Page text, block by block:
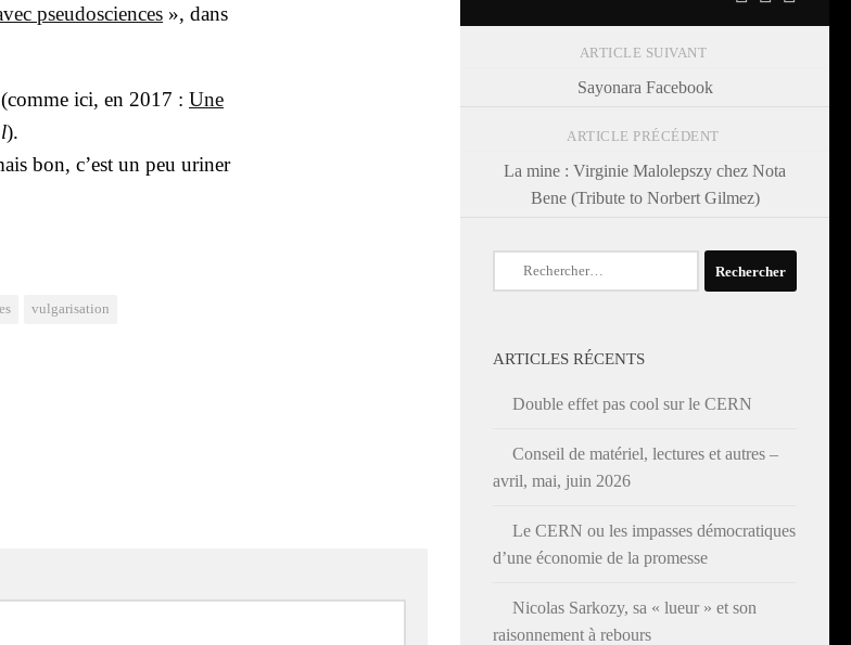
pseu­dos­ciences », dans
(comme ici, en 2017 : Une
).
bon, c’est un peu uri­ner
vulgarisation
ARTICLE SUIVANT
Sayonara Facebook
ARTICLE PRÉCÉDENT
La mine : Virginie Malolepszy chez Nota
Bene (Tribute to Norbert Gilmez)
Rechercher :
ARTICLES RÉCENTS
Double effet pas cool sur le CERN
Conseil de matériel, lectures et autres –
avril, mai, juin 2026
Le CERN ou les impasses démocratiques
d’une économie de la promesse
Nicolas Sarkozy, sa « lueur » et son
raisonnement à rebours